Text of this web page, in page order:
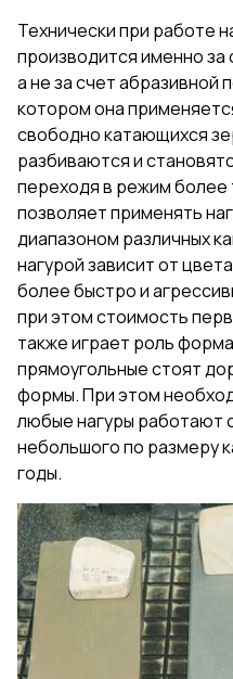
Технически при работе
производится именно за
а не за счет абразивной
котором она
свободно катающихся
разбиваются и
переходя в режим более
позволяет применять
диапазоном различных
нагурой зависит от
более быстро и
при этом стоимость
также играет роль
прямоугольные стоят
формы. При этом
любые нагуры работают
небольшого по размеру
годы.